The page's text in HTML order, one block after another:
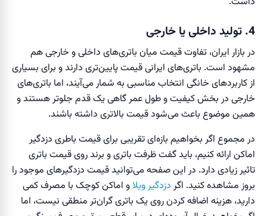
4. تولید داخلی یا خارجی
در بازار ایران، تفاوت قیمت میان باتری‌های داخلی و خارجی هم
مشهود است. باتری‌های ایرانی قیمت پایین‌تری دارند و برای بسیاری
از کاربردهای خانگی انتخاب مناسبی به شمار می‌آیند، اما باتری‌های
خارجی در بخش کیفیت و طول عمر گاهی یک قدم جلوتر هستند و
همین موضوع باعث می‌شود قیمت بالاتری داشته باشند.
در مجموع اگر بخواهیم بازه‌ای تقریبی برای قیمت باطری دزدگیر
اماکن ارائه کنیم، باید گفت ظرفت باتری و برند روی قیمت باتری
تاثیر زیادی دارد. در این صفحه می‌توانید قیمت دزدگیرهای موجود را
بروز مشاهده کنید. اگر دزدگیر ویلاو اماکن کوچک با مصرف کمی
دارید، هزینه اضافه کردن روی یک باتری گران‌تر منطقی نیست، اما